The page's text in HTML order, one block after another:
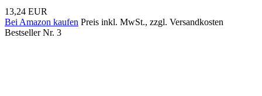
13,24 EUR
Bei Amazon kaufen Preis inkl. MwSt., zzgl. Versandkosten
Bestseller Nr. 3